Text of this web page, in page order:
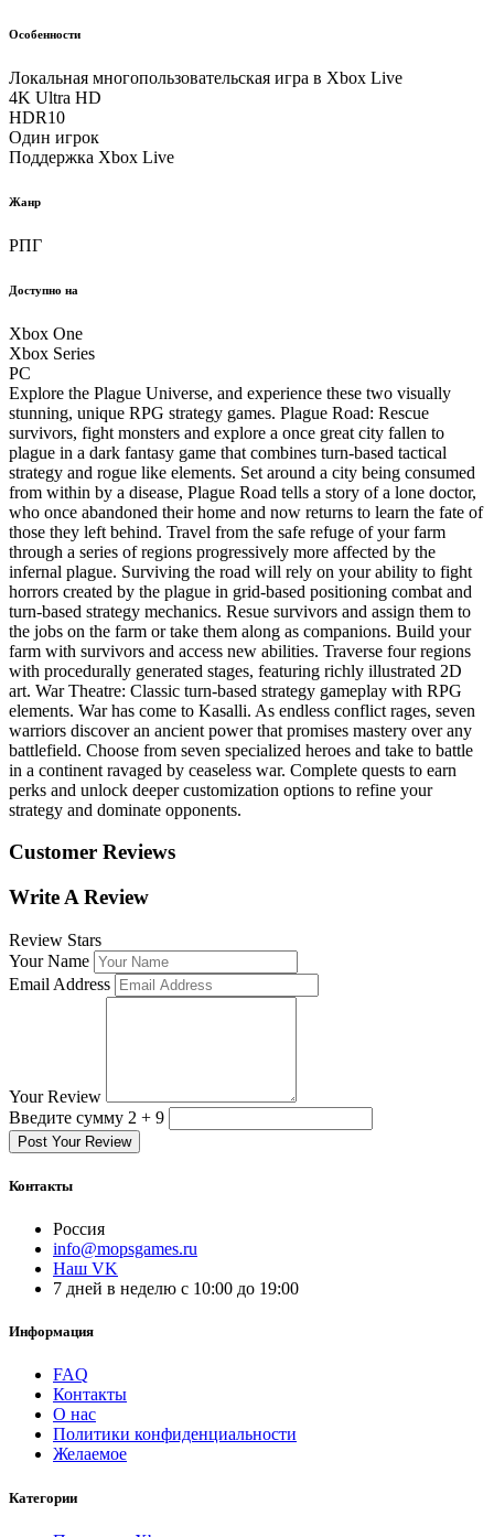
Особенности
Локальная многопользовательская игра в Xbox Live
4K Ultra HD
HDR10
Один игрок
Поддержка Xbox Live
Жанр
РПГ
Доступно на
Xbox One
Xbox Series
PC
Explore the Plague Universe, and experience these two visually
stunning, unique RPG strategy games. Plague Road: Rescue
survivors, fight monsters and explore a once great city fallen to
plague in a dark fantasy game that combines turn-based tactical
strategy and rogue like elements. Set around a city being consumed
from within by a disease, Plague Road tells a story of a lone doctor,
who once abandoned their home and now returns to learn the fate of
those they left behind. Travel from the safe refuge of your farm
through a series of regions progressively more affected by the
infernal plague. Surviving the road will rely on your ability to fight
horrors created by the plague in grid-based positioning combat and
turn-based strategy mechanics. Resue survivors and assign them to
the jobs on the farm or take them along as companions. Build your
farm with survivors and access new abilities. Traverse four regions
with procedurally generated stages, featuring richly illustrated 2D
art. War Theatre: Classic turn-based strategy gameplay with RPG
elements. War has come to Kasalli. As endless conflict rages, seven
warriors discover an ancient power that promises mastery over any
battlefield. Choose from seven specialized heroes and take to battle
in a continent ravaged by ceaseless war. Complete quests to earn
perks and unlock deeper customization options to refine your
strategy and dominate opponents.
Customer Reviews
Write A Review
Review Stars
Your Name
Email Address
Your Review
Введите сумму 2 + 9
Post Your Review
Контакты
Россия
info@mopsgames.ru
Наш VK
7 дней в неделю с 10:00 до 19:00
Информация
FAQ
Контакты
О нас
Политики конфиденциальности
Желаемое
Категории